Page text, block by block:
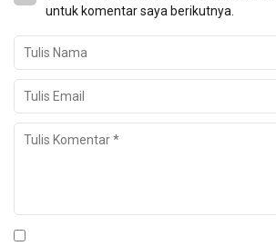
untuk komentar saya berikutnya.